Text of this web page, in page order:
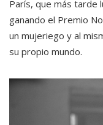
París, que más tarde
ganando el Premio
un mujeriego y al
su propio mundo.